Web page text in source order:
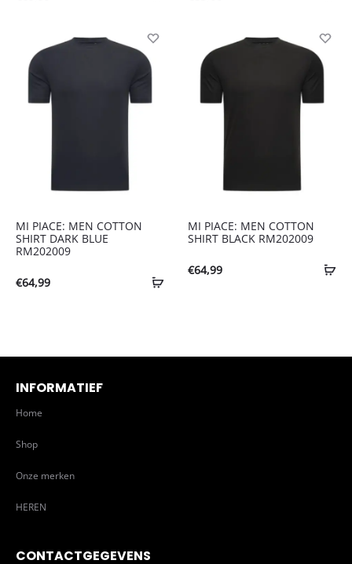
MI PIACE: MEN COTTON
SHIRT DARK BLUE
RM202009
€64,99
MI PIACE: MEN COTTON
SHIRT BLACK RM202009
€64,99
INFORMATIEF
Home
Shop
Onze merken
HEREN
CONTACTGEGEVENS